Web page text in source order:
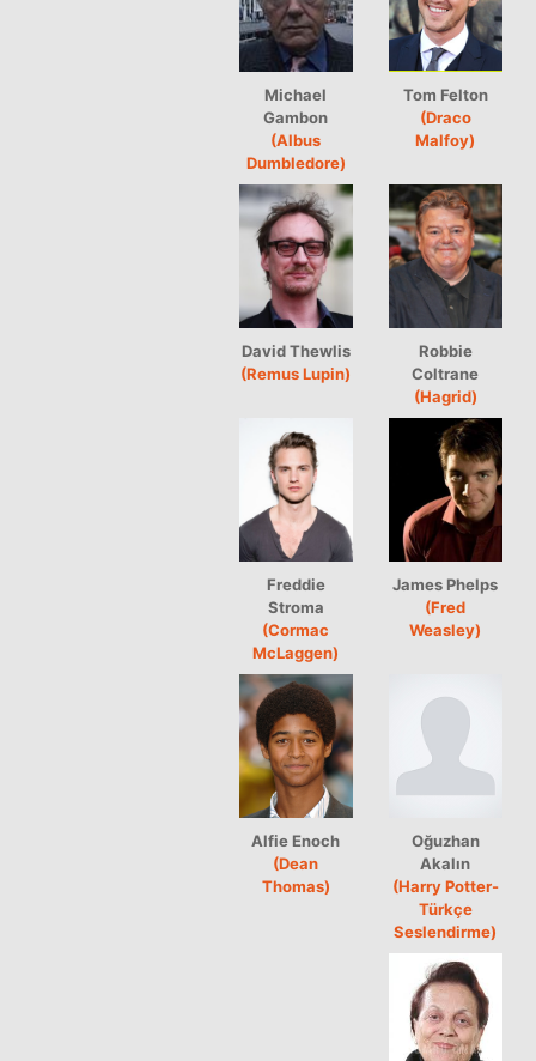
Michael
Gambon
(Albus
Dumbledore)
Tom Felton
(Draco
Malfoy)
David Thewlis
(Remus Lupin)
Robbie
Coltrane
(Hagrid)
Freddie
Stroma
(Cormac
McLaggen)
James Phelps
(Fred
Weasley)
Alfie Enoch
(Dean
Thomas)
Oğuzhan
Akalın
(Harry Potter-
Türkçe
Seslendirme)